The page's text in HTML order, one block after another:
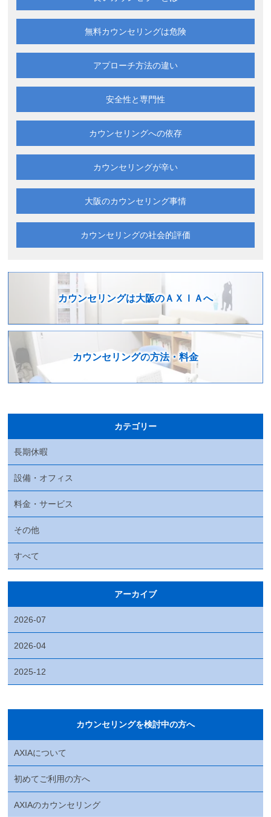
無料カウンセリングは危険
アプローチ方法の違い
安全性と専門性
カウンセリングへの依存
カウンセリングが辛い
大阪のカウンセリング事情
カウンセリングの社会的評価
カウンセリングは大阪のＡＸＩＡへ
カウンセリングの方法・料金
カテゴリー
長期休暇
設備・オフィス
料金・サービス
その他
すべて
アーカイブ
2026-07
2026-04
2025-12
カウンセリングを検討中の方へ
AXIAについて
初めてご利用の方へ
AXIAのカウンセリング